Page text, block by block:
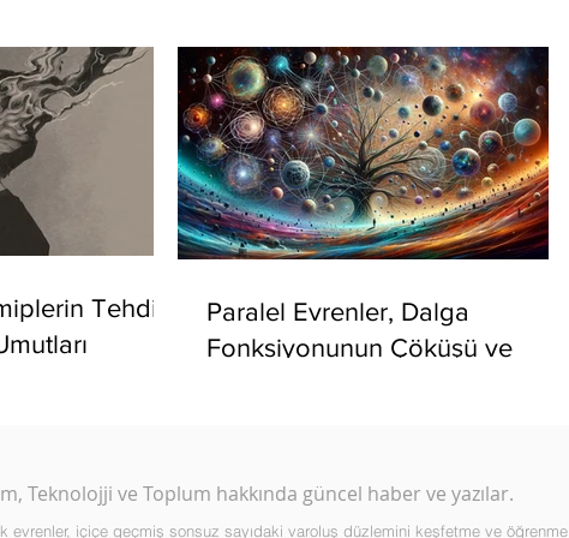
Tehdidi
Paralel Evrenler, Dalga
Fonksiyonunun Çöküşü ve
Teknolojji ve Toplum hakkında güncel haber ve yazılar.
evrenler, içiçe geçmiş sonsuz sayıdaki varoluş düzlemini keşfetme ve öğrenme